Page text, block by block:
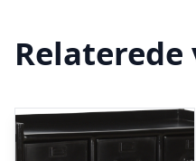
Relaterede